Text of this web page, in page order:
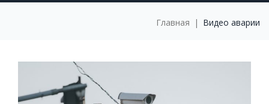
Главная | Видео аварии
МЕТКА: